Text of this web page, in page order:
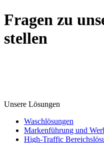
Fragen zu
stellen
Unsere Lösungen
Waschlösungen
Markenführung und
High-Traffic